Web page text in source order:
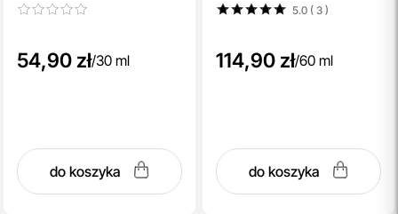
54,90 zł/30 ml
do koszyka
5.0 ( 3)
114,90 zł/60 ml
do koszyka